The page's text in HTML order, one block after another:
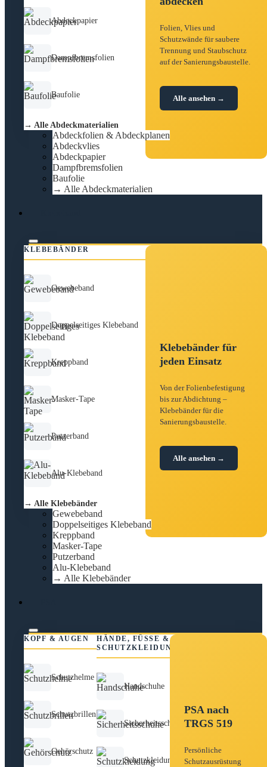
Abdeckpapier
Dampfbremsfolien
Baufolie
→ Alle Abdeckmaterialien
Folien, Vlies und
Schutzwände für saubere
Trennung und Staubschutz
auf der Sanierungsbaustelle.
Alle ansehen →
Abdeckfolien & Abdeckplanen
Abdeckvlies
Abdeckpapier
Dampfbremsfolien
Baufolie
→ Alle Abdeckmaterialien
KLEBEBÄNDER
Gewebeband
Doppelseitiges Klebeband
Kreppband
Masker-Tape
Putzerband
Alu-Klebeband
→ Alle Klebebänder
Klebebänder für
jeden Einsatz
Von der Folienbefestigung
bis zur Abdichtung –
Klebebänder für die
Sanierungsbaustelle.
Alle ansehen →
Gewebeband
Doppelseitiges Klebeband
Kreppband
Masker-Tape
Putzerband
Alu-Klebeband
→ Alle Klebebänder
KOPF & AUGEN
Schutzhelme
Schutzbrillen
Gehörschutz
HÄNDE, FÜSSE &
SCHUTZKLEIDUNG
Handschuhe
Sicherheitsschuhe
Schutzkleidung
PSA nach
TRGS 519
Persönliche
Schutzausrüstung